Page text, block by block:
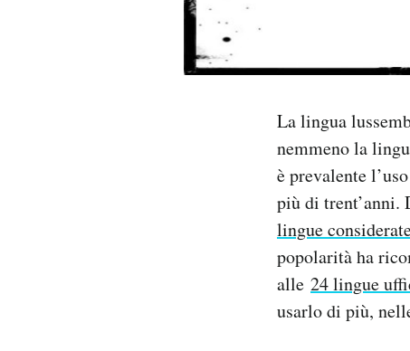
La lingua
nemmeno la
è prevalente
più di trent’anni.
lingue
popolarità ha
alle 24 lingue
usarlo di più,